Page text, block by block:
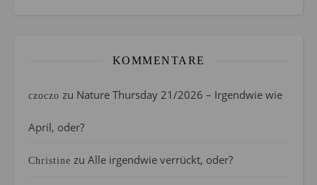
KOMMENTARE
czoczo zu Nature Thursday 21/2026 – Irgendwie wie
April, oder?
Christine zu Alle irgendwie verrückt, oder?